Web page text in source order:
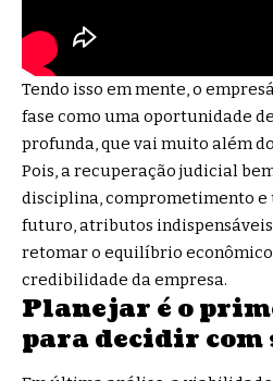
Tendo isso em mente, o
fase como uma oportunidade
profunda, que vai muito além
Pois, a recuperação judicial
disciplina, comprometimento e
futuro, atributos
retomar o equilíbrio
credibilidade da empresa.
Planejar é o
para decidir com